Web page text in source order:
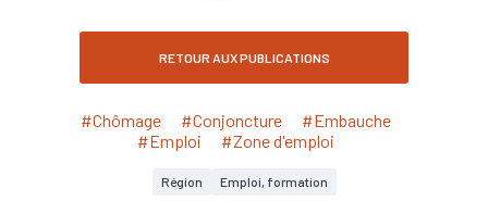
RETOUR AUX PUBLICATIONS
#Chômage #Conjoncture
#Embauche
#Emploi
#Zone d'emploi
Région Emploi, formation